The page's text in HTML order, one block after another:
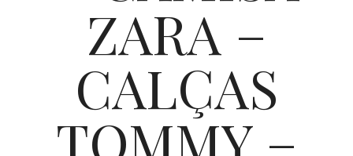
ZARA –
CALÇAS
TOMMY –